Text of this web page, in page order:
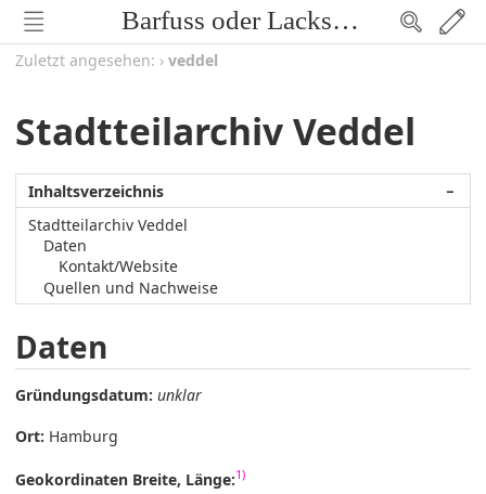
Barfuss oder Lackschuh
Zuletzt angesehen: › veddel
Stadtteilarchiv Veddel
−
Inhaltsverzeichnis
Stadtteilarchiv Veddel
Daten
Kontakt/Website
Quellen und Nachweise
Daten
Gründungsdatum: unklar
Ort: Hamburg
Geokordinaten Breite, Länge:1)